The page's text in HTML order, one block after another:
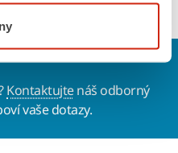
Kontaktujtenáš odborný
vaše dotazy.